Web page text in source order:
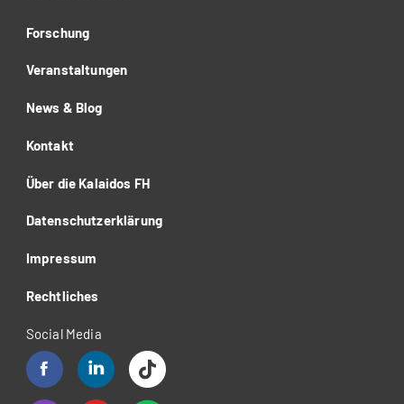
Forschung
Veranstaltungen
News & Blog
Kontakt
Über die Kalaidos FH
Datenschutzerklärung
Impressum
Rechtliches
Social Media